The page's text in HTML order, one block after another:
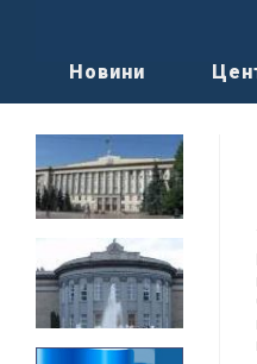
Новини